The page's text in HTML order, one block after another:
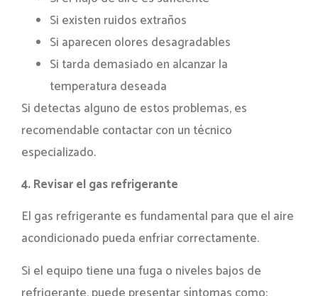
Si existen ruidos extraños
Si aparecen olores desagradables
Si tarda demasiado en alcanzar la
temperatura deseada
Si detectas alguno de estos problemas, es
recomendable contactar con un técnico
especializado.
4. Revisar el gas refrigerante
El gas refrigerante es fundamental para que el aire
acondicionado pueda enfriar correctamente.
Si el equipo tiene una fuga o niveles bajos de